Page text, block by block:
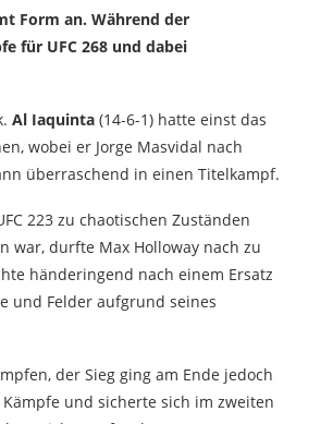
Form an. Während der
für UFC 268 und dabei
Al Iaquinta (14-6-1) hatte einst das
wobei er Jorge Masvidal nach
überraschend in einen Titelkampf.
223 zu chaotischen Zuständen
war, durfte Max Holloway nach zu
händeringend nach einem Ersatz
und Felder aufgrund seines
der Sieg ging am Ende jedoch
und sicherte sich im zweiten